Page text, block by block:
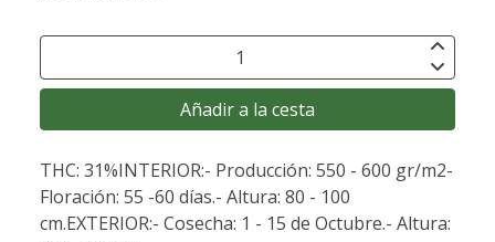
Añadir a la cesta
THC: 31%INTERIOR:- Producción: 550 - 600 gr/m2-
Floración: 55 -60 días.- Altura: 80 - 100
cm.EXTERIOR:- Cosecha: 1 - 15 de Octubre.- Altura: